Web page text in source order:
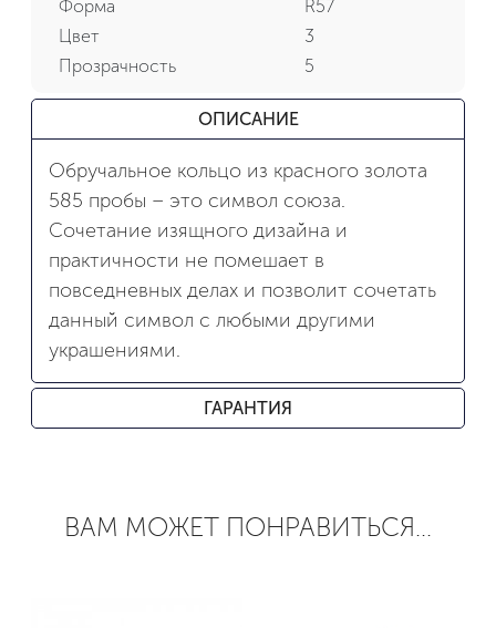
Форма
R57
Цвет
3
Прозрачность
5
ОПИСАНИЕ
Обручальное кольцо из красного золота
585 пробы – это символ союза.
Сочетание изящного дизайна и
практичности не помешает в
повседневных делах и позволит сочетать
данный символ с любыми другими
украшениями.
ГАРАНТИЯ
ВАМ МОЖЕТ ПОНРАВИТЬСЯ...